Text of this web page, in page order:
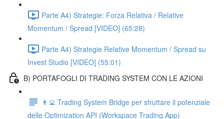
Parte A4) Strategie: Forza Relativa / Relative
Momentum / Spread [VIDEO] (65:28)
Parte A4) Strategie Relative Momentum / Spread su
Invest Studio [VIDEO] (55:01)
B) PORTAFOGLI DI TRADING SYSTEM CON LE AZIONI
👨‍💻 Trading System Bridge per sfruttare il potenziale
delle Optimization API (Workspace Trading App)